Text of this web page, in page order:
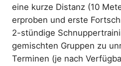
eine kurze Distanz (10
erproben und erste
2-stündige
gemischten Gruppen zu
Terminen (je nach